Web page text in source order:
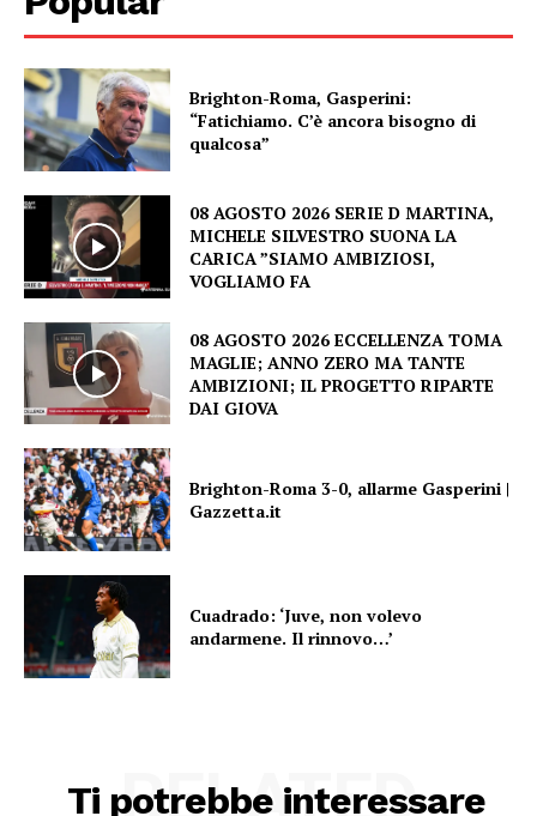
Brighton-Roma, Gasperini:
“Fatichiamo. C’è ancora bisogno di
qualcosa”
08 AGOSTO 2026 SERIE D MARTINA,
MICHELE SILVESTRO SUONA LA
CARICA ”SIAMO AMBIZIOSI,
VOGLIAMO FA
08 AGOSTO 2026 ECCELLENZA TOMA
MAGLIE; ANNO ZERO MA TANTE
AMBIZIONI; IL PROGETTO RIPARTE
DAI GIOVA
Brighton-Roma 3-0, allarme Gasperini |
Gazzetta.it
Cuadrado: ‘Juve, non volevo
andarmene. Il rinnovo…’
Ti potrebbe interessare
RELATED